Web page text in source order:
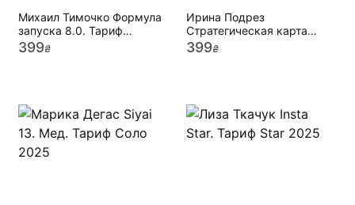
Михаил Тимочко Формула
запуска 8.0. Тариф
Наставничество 2025
399₴
Ирина Подрез
Стратегическая карта
2026-2027. Тариф Базовый
2025
399₴